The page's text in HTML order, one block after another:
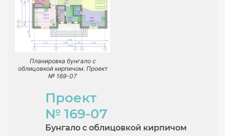
Планировка бунгало с
облицовкой кирпичом. Проект
№ 169-07
Проект
№ 169-07
Бунгало с облицовкой кирпичом